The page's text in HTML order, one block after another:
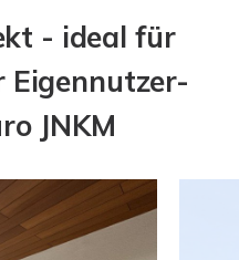
- ideal für
Eigennutzer-
JNKM